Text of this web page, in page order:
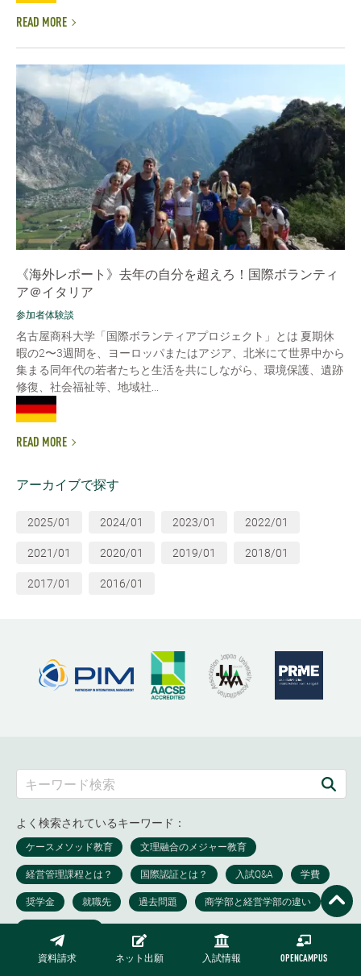
資料請求 ネット出願 入試情報 OPENCAMPUS
READ MORE
《海外レポート》去年の自分を超えろ！国際ボランティ
ア＠イタリア
参加者体験談
名古屋商科大学「国際ボランティアプロジェクト」とは 夏期休
暇の2〜3週間を、ヨーロッパまたはアジア、北米にて世界中から
集まる同年代の若者たちと生活を共にしながら、環境保護、遺跡
修復、社会福祉等、地域社...
READ MORE
アーカイブで探す
2025/01 2024/01 2023/01 2022/01
2021/01 2020/01 2019/01 2018/01
2017/01 2016/01
よく検索されているキーワード：